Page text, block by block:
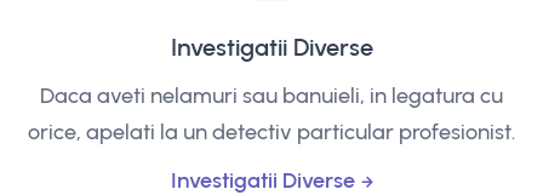
Investigatii Diverse
Daca aveti nelamuri sau banuieli, in legatura cu
orice, apelati la un detectiv particular profesionist.
Investigatii Diverse